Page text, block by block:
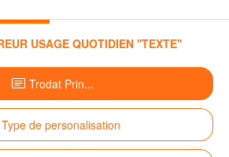
USAGE QUOTIDIEN ''TEXTE''
Trodat Prin...
Type de personalisation